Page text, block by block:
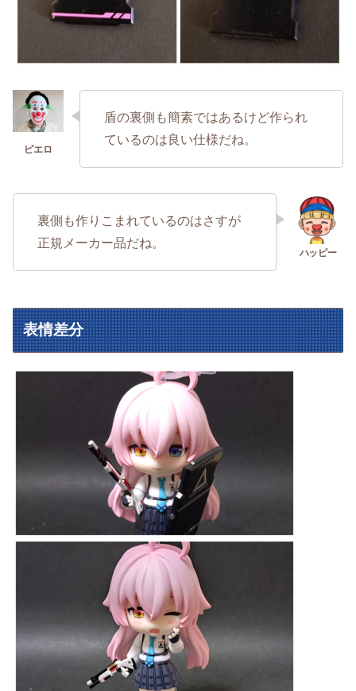
盾の裏側も簡素ではあるけど作られ
ているのは良い仕様だね。
裏側も作りこまれているのはさすが
正規メーカー品だね。
表情差分